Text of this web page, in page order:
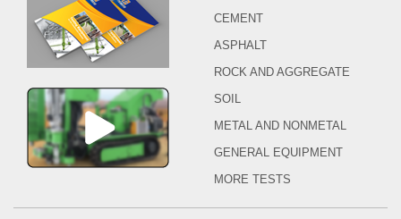
CEMENT
ASPHALT
ROCK AND AGGREGATE
SOIL
METAL AND NONMETAL
GENERAL EQUIPMENT
MORE TESTS